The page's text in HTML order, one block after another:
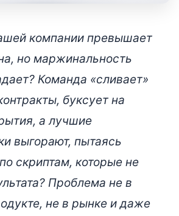
компании превышает
но маржинальность
Команда «сливает»
буксует на
а лучшие
выгорают, пытаясь
скриптам, которые не
Проблема не в
не в рынке и даже